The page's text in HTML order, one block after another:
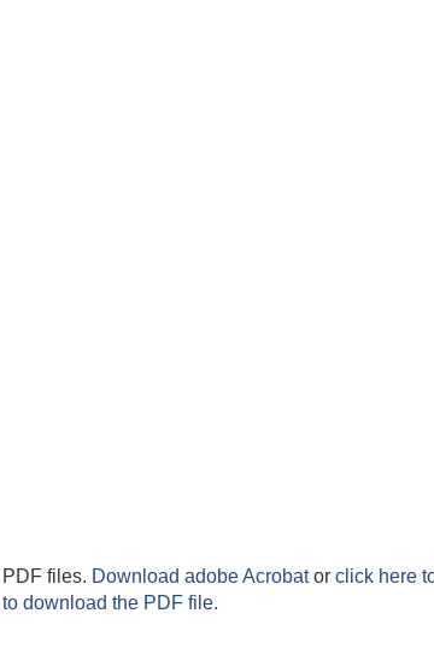
files. Download adobe Acrobator click here
download the PDF file.